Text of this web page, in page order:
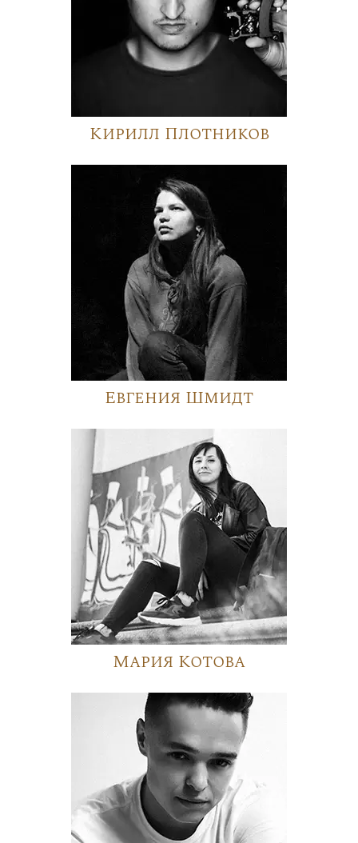
Кирилл Плотников
Евгения Шмидт
Мария Котова